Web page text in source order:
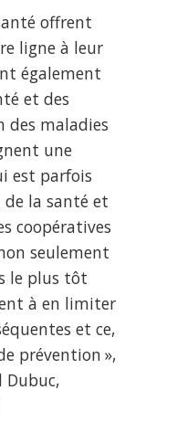
offrent
ligne à leur
également
et des
des maladies
une
est parfois
de la santé et
coopératives
seulement
le plus tôt
à en limiter
et ce,
prévention »,
Dubuc,